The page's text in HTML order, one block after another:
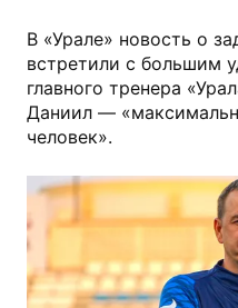
В «Урале» новость о
встретили с большим
главного тренера
Даниил —
человек».